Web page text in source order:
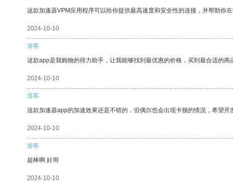
这款加速器VPM应用程序可以给你提供最高速度和安全性的连接，并帮助你在
2024-10-10
游客
这款app是我购物的得力助手，让我能够找到最优惠的价格，买到最合适的商
2024-10-10
游客
这款加速器app的加速效果还是不错的，但偶尔也会出现卡顿的情况，希望开
2024-10-10
游客
超棒啊 好用
2024-10-10